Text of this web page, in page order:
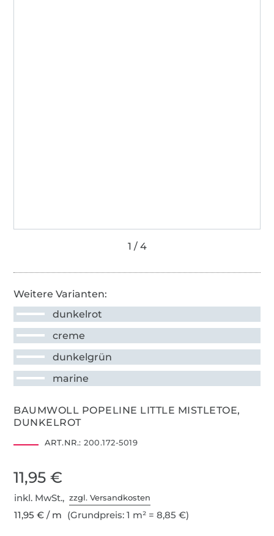
Weitere Varianten:
dunkelrot
creme
dunkelgrün
marine
BAUMWOLL POPELINE LITTLE MISTLETOE,
DUNKELROT
ART.NR.: 200.172-5019
11,95 €
inkl. MwSt.,zzgl. Versandkosten
11,95 € / m (Grundpreis: 1 m² = 8,85 €)